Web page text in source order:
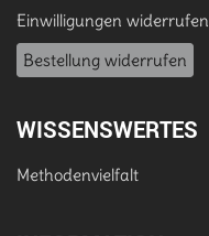
Einwilligungen widerrufen
Bestellung widerrufen
WISSENSWERTES
Methodenvielfalt